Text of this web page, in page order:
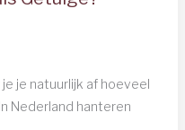
je natuurlijk af hoeveel
Nederland hanteren